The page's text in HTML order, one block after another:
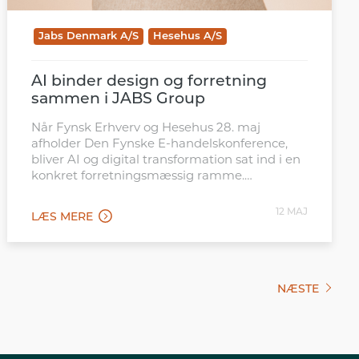
Jabs Denmark A/S Hesehus A/S
AI binder design og forretning
sammen i JABS Group
Når Fynsk Erhverv og Hesehus 28. maj
afholder Den Fynske E-handelskonference,
bliver AI og digital transformation sat ind i en
konkret forretningsmæssig ramme.
digitale ledere og e-handelsprofessionelle til
en formiddag med cases, keynote, paneldebat
og netværk om, hvordan nye teknologier kan
LÆS MERE 12 MAJ
NÆSTE